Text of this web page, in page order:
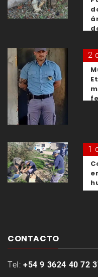
2
1
CONTACTO
Tel: +54 9 3624 40 72